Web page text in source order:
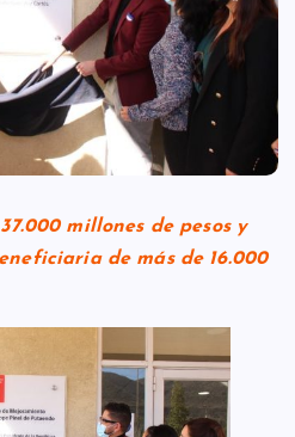
millones de pesos y
de más de 16.000